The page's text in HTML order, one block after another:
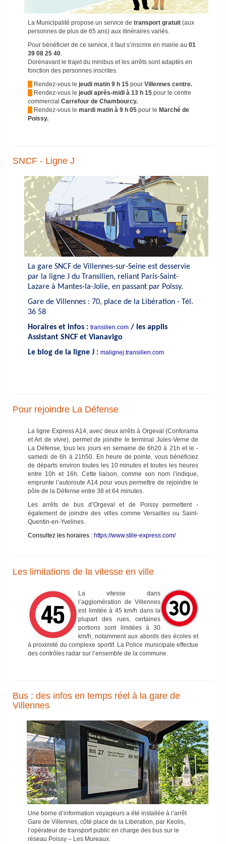
La Municipalité propose un service de transport gratuit (aux
personnes de plus de 65 ans) aux itinéraires variés.
Pour bénéficier de ce service, il faut s’inscrire en mairie au 01
39 08 25 40.
Dorénavant le trajet du minibus et les arrêts sont adaptés en
fonction des personnes inscrites.
Rendez-vous le jeudi matin 9 h 15 pour Villennes centre.
Rendez-vous le jeudi après-midi à 13 h 15 pour le centre
commercial Carrefour de Chambourcy.
Rendez-vous le mardi matin à 9 h 05 pour le Marché de
Poissy.
SNCF - Ligne J
La gare SNCF de Villennes-sur-Seine est desservie
par la ligne J du ­Transilien, reliant Paris-Saint-
Lazare à Mantes-la-Jolie, en passant par Poissy.
Gare de Villennes : 70, place de la Libération - Tél.
36 58
Horaires et infos : transilien.com / les applis
Assistant SNCF et Vianavigo
Le blog de la ligne J : malignej.transilien.com
Pour rejoindre La Défense
La ligne Express A14, avec deux arrêts à Orgeval ­(Conforama
et Art de vivre), permet de joindre le terminal Jules-Verne de
La Défense, tous les jours en semaine de 6h20 à 21h et le ­
samedi de 6h à 21h50. En heure de pointe, vous bénéficiez
de départs environ toutes les 10 minutes et toutes les heures
entre 10h et 16h. Cette liaison, comme son nom ­l’indique,
emprunte l’autoroute A14 pour vous permettre de ­rejoindre le
pôle de la Défense entre 38 et 64 minutes.
Les arrêts de bus d’Orgeval et de Poissy permettent ­
également de joindre des villes comme Versailles ou Saint-
Quentin-en-Yvelines.
Consultez les horaires : https://www.stile-express.com/
Les limitations de la vitesse en ville
La vitesse dans
l’agglomération de Villennes
est limitée à 45 km/h dans la
plupart des rues, certaines
portions sont limitées à 30
km/h, notamment aux abords des écoles et
à proximité du complexe sportif. La Police municipale effectue
des contrôles radar sur l’ensemble de la commune.
Bus : des infos en temps réel à la gare de
Villennes
Une borne d’information voyageurs a été installée à l’arrêt
Gare de Villennes, côté place de la Liberation, par Keolis,
l’opérateur de transport public en charge des bus sur le
réseau Poissy – Les Mureaux.